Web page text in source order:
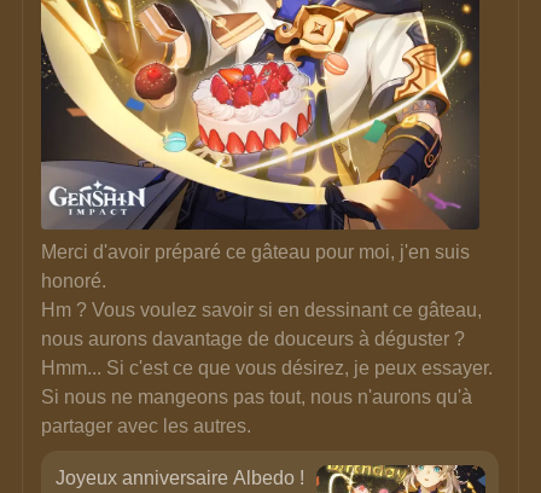
Merci d'avoir préparé ce gâteau pour moi, j'en suis
honoré.
Hm ? Vous voulez savoir si en dessinant ce gâteau,
nous aurons davantage de douceurs à déguster ?
Hmm... Si c'est ce que vous désirez, je peux essayer.
Si nous ne mangeons pas tout, nous n'aurons qu'à
partager avec les autres.
Joyeux anniversaire Albedo !